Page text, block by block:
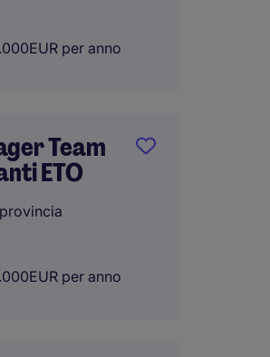
per anno
Team
ETO
per anno